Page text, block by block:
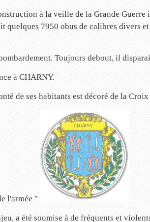
à la veille de la Grande
7950 obus de calibres divers
Toujours debout, il
à CHARNY.
de ses habitants est décoré de la Croix
l'armée "
a été soumise à de fréquents et